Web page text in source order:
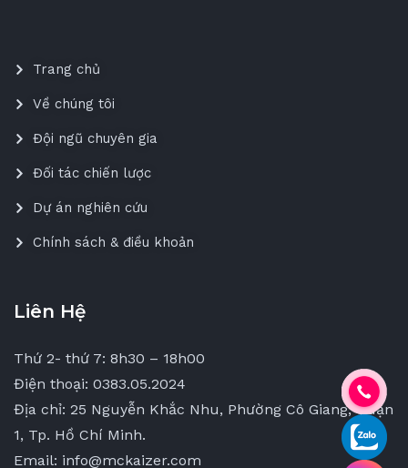
Trang chủ
Về chúng tôi
Đội ngũ chuyên gia
Đối tác chiến lược
Dự án nghiên cứu
Chính sách & điều khoản
Liên Hệ
Thứ 2- thứ 7: 8h30 – 18h00
Điện thoại: 0383.05.2024
Địa chỉ: 25 Nguyễn Khắc Nhu, Phường Cô Giang, Quận
1, Tp. Hồ Chí Minh.
Email: info@mckaizer.com